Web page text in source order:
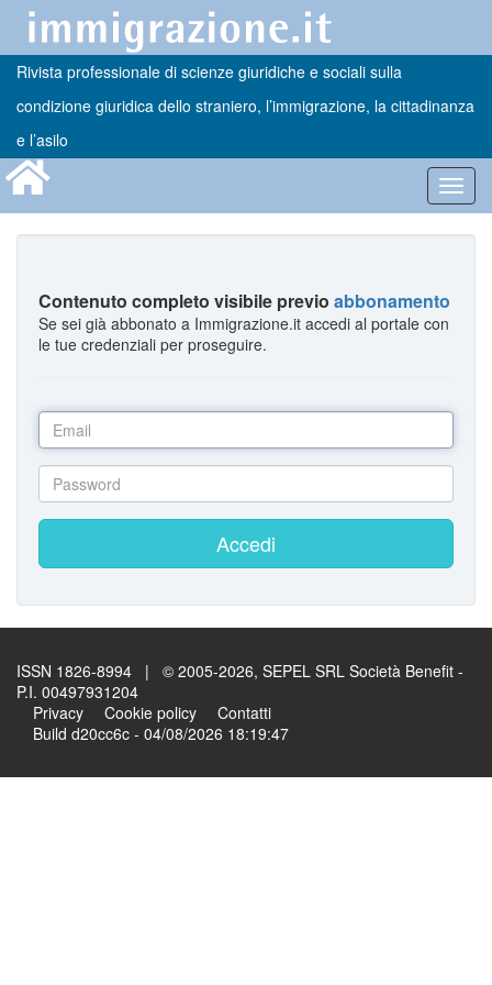
Rivista professionale di scienze giuridiche e sociali sulla
condizione giuridica dello straniero, l’immigrazione, la cittadinanza
e l’asilo
Contenuto completo visibile previo abbonamento
Se sei già abbonato a Immigrazione.it accedi al portale con
le tue credenziali per proseguire.
Accedi
ISSN 1826-8994 | © 2005-2026, SEPEL SRL Società Benefit -
P.I. 00497931204
Privacy
Cookie policy
Contatti
Build d20cc6c - 04/08/2026 18:19:47